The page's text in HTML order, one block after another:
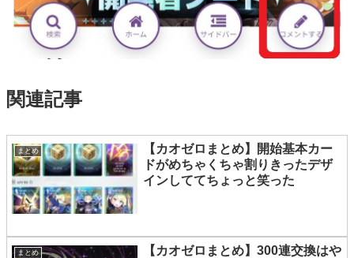
関連記事
まとめ
【カオゼロまとめ】開始基本カー
ドがめちゃくちゃ割りきったデザ
インしててちょっと笑った
まとめ
【カオゼロまとめ】300連交換はや